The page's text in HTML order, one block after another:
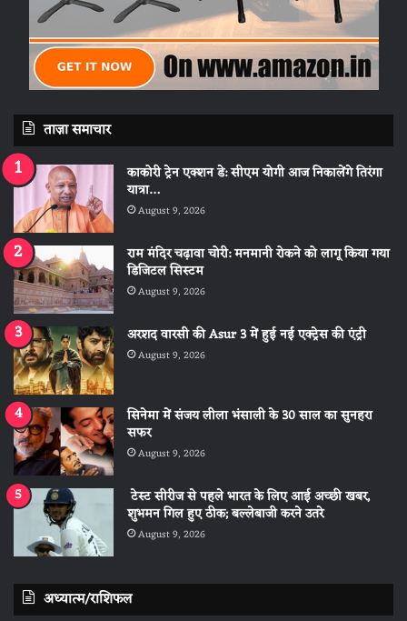
ताज़ा समाचार
काकोरी ट्रेन एक्शन डे: सीएम योगी आज निकालेंगे तिरंगा
यात्रा…
August 9, 2026
राम मंदिर चढ़ावा चोरी: मनमानी रोकने को लागू किया गया
डिजिटल सिस्टम
August 9, 2026
अरशद वारसी की Asur 3 में हुई नई एक्ट्रेस की एंट्री
August 9, 2026
सिनेमा में संजय लीला भंसाली के 30 साल का सुनहरा
सफर
August 9, 2026
टेस्ट सीरीज से पहले भारत के लिए आई अच्छी खबर,
शुभमन गिल हुए ठीक; बल्लेबाजी करने उतरे
August 9, 2026
अध्यात्म/राशिफल